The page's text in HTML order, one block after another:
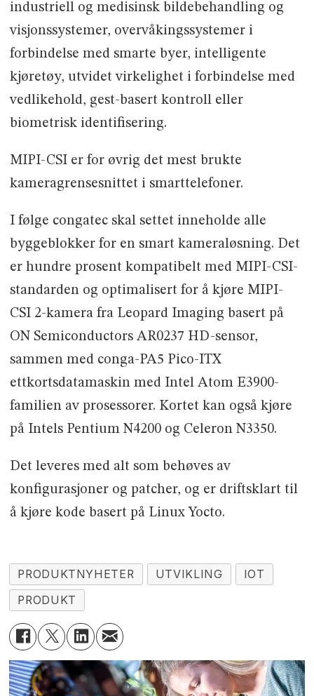
industriell og medisinsk bildebehandling og
visjonssystemer, overvåkingssystemer i
forbindelse med smarte byer, intelligente
kjøretøy, utvidet virkelighet i forbindelse med
vedlikehold, gest-basert kontroll eller
biometrisk identifisering.
MIPI-CSI er for øvrig det mest brukte
kameragrensesnittet i smarttelefoner.
I følge congatec skal settet inneholde alle
byggeblokker for en smart kameraløsning. Det
er hundre prosent kompatibelt med MIPI-CSI-
standarden og optimalisert for å kjøre MIPI-
CSI 2-kamera fra Leopard Imaging basert på
ON Semiconductors AR0237 HD-sensor,
sammen med conga-PA5 Pico-ITX
ettkortsdatamaskin med Intel Atom E3900-
familien av prosessorer. Kortet kan også kjøre
på Intels Pentium N4200 og Celeron N3350.
Det leveres med alt som behøves av
konfigurasjoner og patcher, og er driftsklart til
å kjøre kode basert på Linux Yocto.
PRODUKTNYHETER UTVIKLING
IOT
PRODUKT